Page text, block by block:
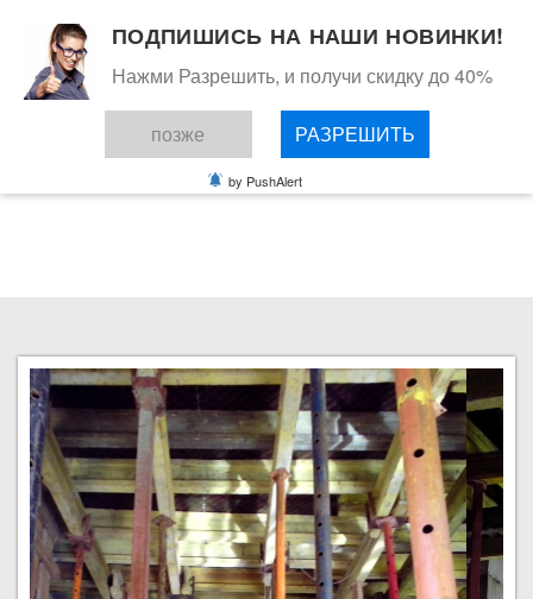
СТАТЬИ
ПОДПИШИСЬ НА НАШИ НОВИНКИ!
Нажми Разрешить, и получи скидку до 40%
позже РАЗРЕШИТЬ
by PushAlert